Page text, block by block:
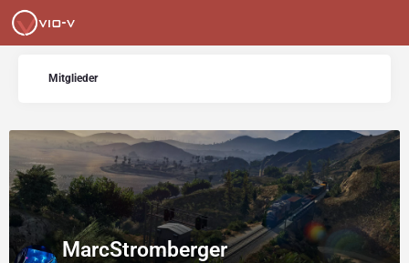
Mitglieder
MarcStromberger